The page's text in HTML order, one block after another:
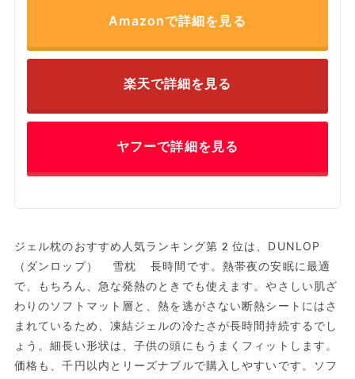
Amazonで詳細を見る
楽天で詳細を見る
ヤフーで詳細を見る
ジェル枕のおすすめ人気ランキング第2位は、DUNLOP
（ダンロップ） 雪枕 長時間です。熱帯夜の安眠に最適
で、もちろん、急な発熱のときでも使えます。やさしい肌ざ
わりのソフトマット層と、熱を逃がさない断熱シートにはさ
まれているため、凍結ジェルの冷たさが長時間持続するでし
ょう。細長い形状は、子供の頭にもうまくフィットします。
価格も、千円以内とリーズナブルで購入しやすいです。ソフ